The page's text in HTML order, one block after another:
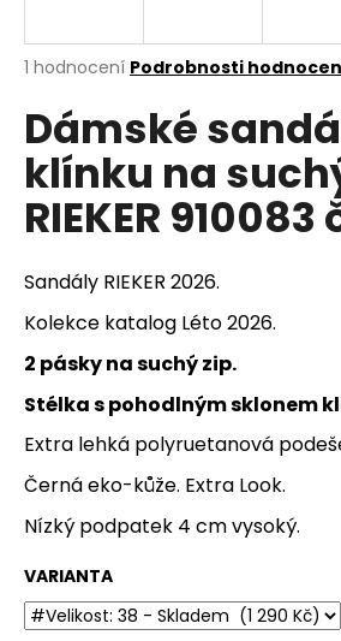
Průměrné
produktu
je
5,0
5
hvězdiček.
1 hodnocení Podrobnosti
Dámské
klínku na
RIEKER
Sandály RIEKER 2026.
Kolekce katalog Léto 2026.
2 pásky na suchý zip.
Stélka s pohodlným sklonem
Extra lehká polyruetanová
Černá eko-kůže. Extra Look.
Nízký podpatek 4 cm vysoký.
VARIANTA
j
t
?
HLEDAT
o
p
r
u
č
u
j
e